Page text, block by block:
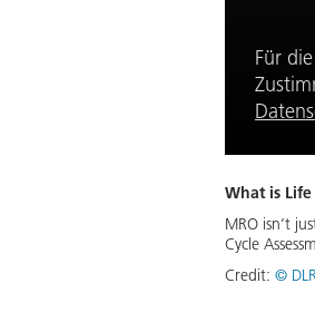
Für
What is Life
MRO isn’t
Cycle
Credit: ©